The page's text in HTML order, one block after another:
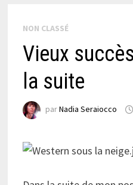
NON CLASSÉ
Vieux
la suite
parNadia Seraiocco